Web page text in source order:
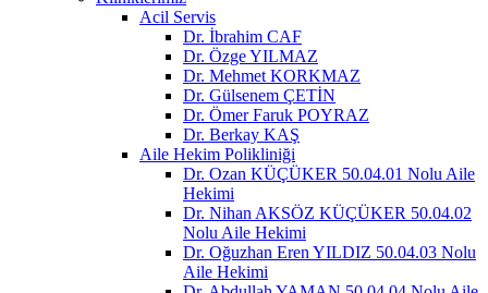
Acil Servis
Dr. İbrahim CAF
Dr. Özge YILMAZ
Dr. Mehmet KORKMAZ
Dr. Gülsenem ÇETİN
Dr. Ömer Faruk POYRAZ
Dr. Berkay KAŞ
Aile Hekim Polikliniği
Dr. Ozan KÜÇÜKER 50.04.01 Nolu Aile
Hekimi
Dr. Nihan AKSÖZ KÜÇÜKER 50.04.02
Nolu Aile Hekimi
Dr. Oğuzhan Eren YILDIZ 50.04.03 Nolu
Aile Hekimi